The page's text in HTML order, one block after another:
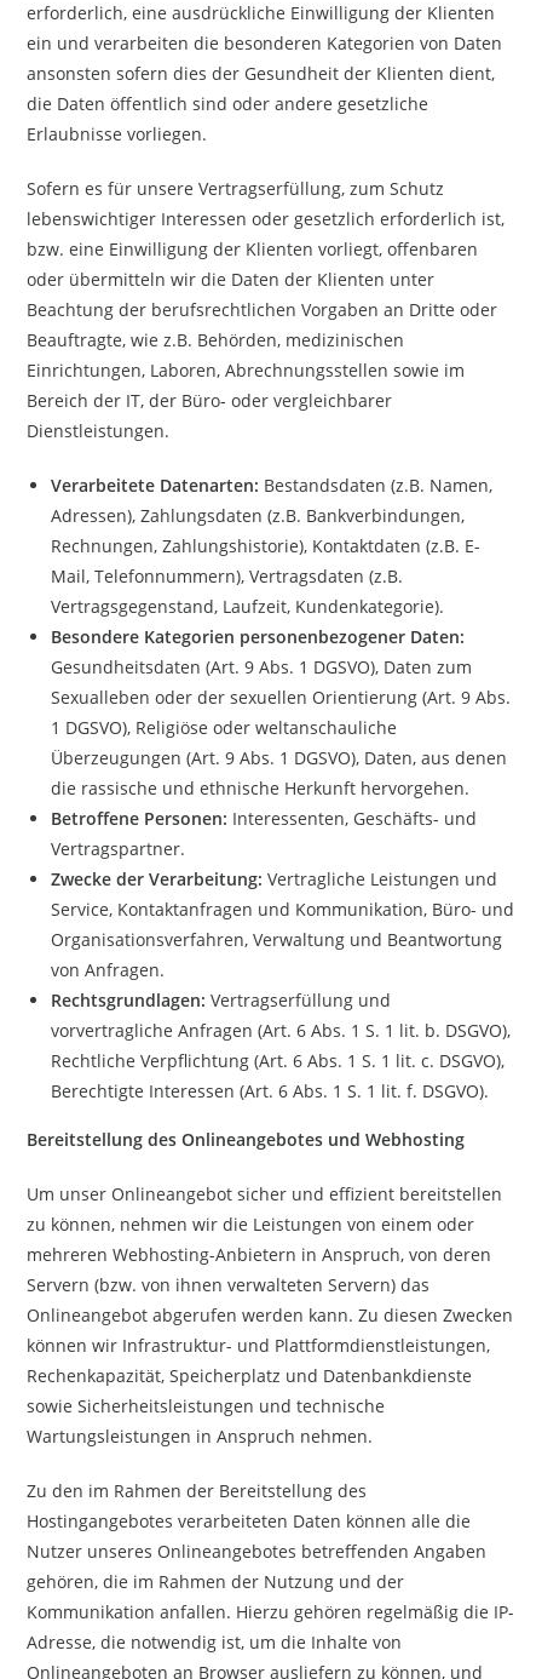
erforderlich, eine ausdrückliche Einwilligung der Klienten
ein und verarbeiten die besonderen Kategorien von Daten
ansonsten sofern dies der Gesundheit der Klienten dient,
die Daten öffentlich sind oder andere gesetzliche
Erlaubnisse vorliegen.
Sofern es für unsere Vertragserfüllung, zum Schutz
lebenswichtiger Interessen oder gesetzlich erforderlich ist,
bzw. eine Einwilligung der Klienten vorliegt, offenbaren
oder übermitteln wir die Daten der Klienten unter
Beachtung der berufsrechtlichen Vorgaben an Dritte oder
Beauftragte, wie z.B. Behörden, medizinischen
Einrichtungen, Laboren, Abrechnungsstellen sowie im
Bereich der IT, der Büro- oder vergleichbarer
Dienstleistungen.
Verarbeitete Datenarten: Bestandsdaten (z.B. Namen,
Adressen), Zahlungsdaten (z.B. Bankverbindungen,
Rechnungen, Zahlungshistorie), Kontaktdaten (z.B. E-
Mail, Telefonnummern), Vertragsdaten (z.B.
Vertragsgegenstand, Laufzeit, Kundenkategorie).
Besondere Kategorien personenbezogener Daten:
Gesundheitsdaten (Art. 9 Abs. 1 DGSVO), Daten zum
Sexualleben oder der sexuellen Orientierung (Art. 9 Abs.
1 DGSVO), Religiöse oder weltanschauliche
Überzeugungen (Art. 9 Abs. 1 DGSVO), Daten, aus denen
die rassische und ethnische Herkunft hervorgehen.
Betroffene Personen: Interessenten, Geschäfts- und
Vertragspartner.
Zwecke der Verarbeitung: Vertragliche Leistungen und
Service, Kontaktanfragen und Kommunikation, Büro- und
Organisationsverfahren, Verwaltung und Beantwortung
von Anfragen.
Rechtsgrundlagen: Vertragserfüllung und
vorvertragliche Anfragen (Art. 6 Abs. 1 S. 1 lit. b. DSGVO),
Rechtliche Verpflichtung (Art. 6 Abs. 1 S. 1 lit. c. DSGVO),
Berechtigte Interessen (Art. 6 Abs. 1 S. 1 lit. f. DSGVO).
Bereitstellung des Onlineangebotes und Webhosting
Um unser Onlineangebot sicher und effizient bereitstellen
zu können, nehmen wir die Leistungen von einem oder
mehreren Webhosting-Anbietern in Anspruch, von deren
Servern (bzw. von ihnen verwalteten Servern) das
Onlineangebot abgerufen werden kann. Zu diesen Zwecken
können wir Infrastruktur- und Plattformdienstleistungen,
Rechenkapazität, Speicherplatz und Datenbankdienste
sowie Sicherheitsleistungen und technische
Wartungsleistungen in Anspruch nehmen.
Zu den im Rahmen der Bereitstellung des
Hostingangebotes verarbeiteten Daten können alle die
Nutzer unseres Onlineangebotes betreffenden Angaben
gehören, die im Rahmen der Nutzung und der
Kommunikation anfallen. Hierzu gehören regelmäßig die IP-
Adresse, die notwendig ist, um die Inhalte von
Onlineangeboten an Browser ausliefern zu können, und